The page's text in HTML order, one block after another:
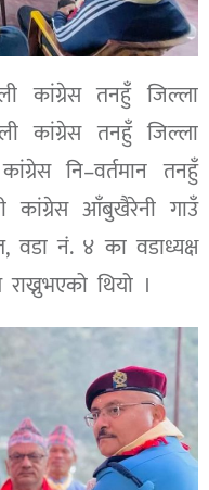
कांग्रेस तनहुँ जिल्ला
कांग्रेस तनहुँ जिल्ला
नि–वर्तमान तनहुँ
कांग्रेस आँबुखैरेनी गाउँ
वडा नं. ४ का वडाध्यक्ष
थियो ।